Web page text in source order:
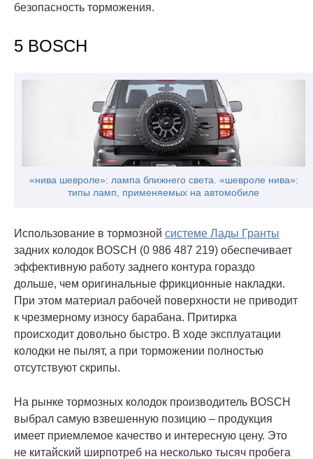
безопасность торможения.
5 BOSCH
«нива шевроле»: лампа ближнего света. «шевроле нива»:
типы ламп, применяемых на автомобиле
Использование в тормозной системе Лады Гранты
задних колодок BOSCH (0 986 487 219) обеспечивает
эффективную работу заднего контура гораздо
дольше, чем оригинальные фрикционные накладки.
При этом материал рабочей поверхности не приводит
к чрезмерному износу барабана. Притирка
происходит довольно быстро. В ходе эксплуатации
колодки не пылят, а при торможении полностью
отсутствуют скрипы.
На рынке тормозных колодок производитель BOSCH
выбрал самую взвешенную позицию – продукция
имеет приемлемое качество и интересную цену. Это
не китайский ширпотреб на несколько тысяч пробега